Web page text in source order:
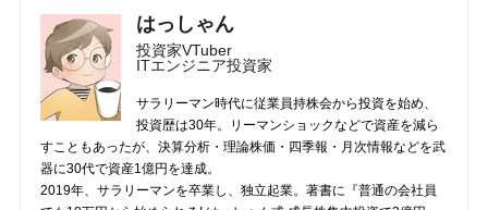
はっしゃん
投資家VTuber
ITエンジニア投資家
サラリーマン時代に従業員持株会から投資を始め、
投資歴は30年。リーマンショックなどで資産を減ら
すこともあったが、決算分析・理論株価・四季報・月次情報などを武
器に30代で資産1億円を達成。
2019年、サラリーマンを卒業し、独立起業。著書に『普通の会社員